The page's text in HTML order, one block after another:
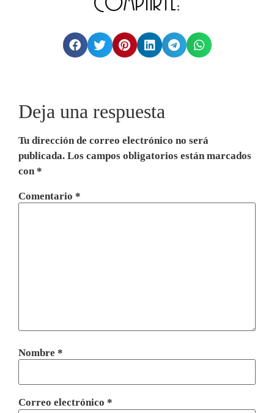
Deja una respuesta
Tu dirección de correo electrónico no será
publicada. Los campos obligatorios están marcados
con *
Comentario *
Nombre *
Correo electrónico *